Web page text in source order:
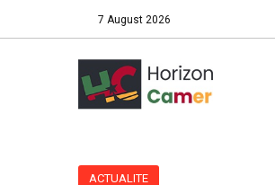
7 August 2026
ACTUALITE